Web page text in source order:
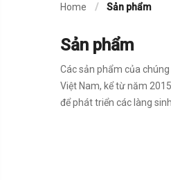
Home Sản phẩm
Sản phẩm
Các sản phẩm của
Việt Nam, kể từ năm
để phát triển các làng